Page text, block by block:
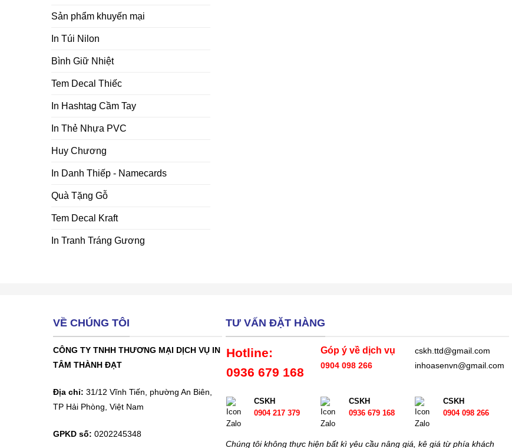
Sản phẩm khuyến mại
In Túi Nilon
Bình Giữ Nhiệt
Tem Decal Thiếc
In Hashtag Cầm Tay
In Thẻ Nhựa PVC
Huy Chương
In Danh Thiếp - Namecards
Quà Tặng Gỗ
Tem Decal Kraft
In Tranh Tráng Gương
VỀ CHÚNG TÔI
CÔNG TY TNHH THƯƠNG MẠI DỊCH VỤ IN
TÂM THÀNH ĐẠT
Địa chỉ: 31/12 Vĩnh Tiến, phường An Biên,
TP Hải Phòng, Việt Nam
GPKD số: 0202245348
TƯ VẤN ĐẶT HÀNG
Hotline:
0936 679 168
Góp ý về dịch vụ
0904 098 266
cskh.ttd@gmail.com
inhoasenvn@gmail.com
CSKH
0904 217 379
CSKH
0936 679 168
CSKH
0904 098 266
Chúng tôi không thực hiện bất kì yêu cầu nâng giá, kê giá từ phía khách